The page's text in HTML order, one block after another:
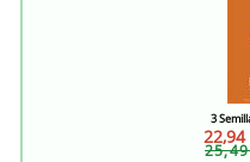
3
22,94